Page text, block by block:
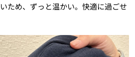
ため、ずっと温かい。快適に過ごせ